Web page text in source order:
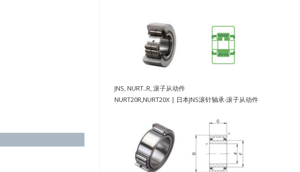
JNS,NURT..R,滚子从动件
NURT20R,NURT20X | 日本JNS滚针轴承-滚子从动件